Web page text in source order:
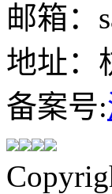
邮箱：
地址：
备案号: